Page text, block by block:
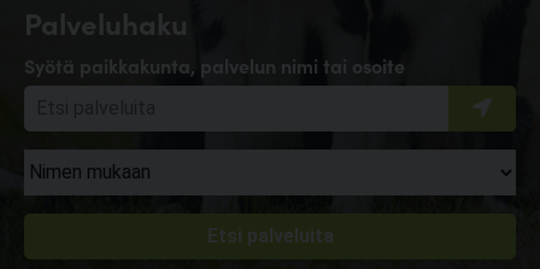
Palveluhaku
Syötä paikkakunta, palvelun nimi tai osoite